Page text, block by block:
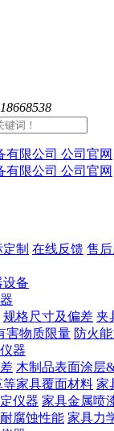
制 在线反馈 售
设备
规格尺寸及偏差 夹
害物质限量 防火
器
木制品表面涂层
家具覆面材料 家
仪器 家具金属喷
腐蚀性能 家具力